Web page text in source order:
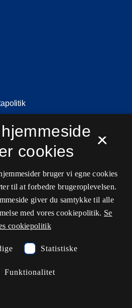
×
cookies
bruger vi egne cookies
til at forbedre brugeroplevelsen.
giver du samtykke til alle
med vores cookiepolitik. Se
cookiepolitik
Statistiske
Funktionalitet